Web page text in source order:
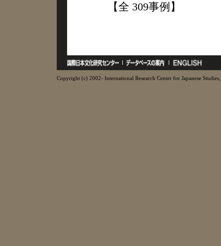
【全 309事例】
Copyright (c) 2002- International Research Center for Japanese